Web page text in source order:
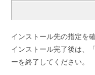
インストール先の指定を
インストール完了後は、「
ーを終了してください。